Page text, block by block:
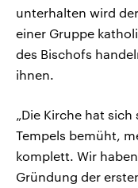
unterhalten wird
einer Gruppe
des Bischofs
ihnen.
„Die Kirche hat
Tempels bemüht,
komplett. Wir
Gründung der